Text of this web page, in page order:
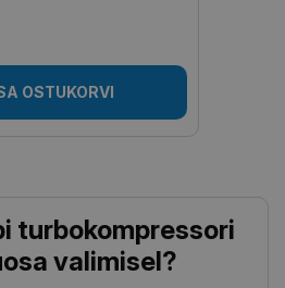
OSTUKORVI
turbokompressori
valimisel?